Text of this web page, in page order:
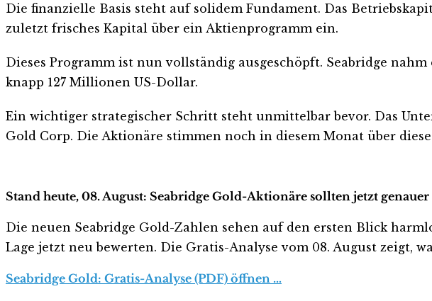
Die finanzielle Basis steht auf solidem Fundament. Das
zuletzt frisches Kapital über ein Aktienprogramm ein.
Dieses Programm ist nun vollständig ausgeschöpft. Seabridge
knapp 127 Millionen US-Dollar.
Ein wichtiger strategischer Schritt steht unmittelbar bevor. Das
Gold Corp. Die Aktionäre stimmen noch in diesem Monat über
Stand heute, 08. August: Seabridge Gold-Aktionäre sollten jetzt
Die neuen Seabridge Gold-Zahlen sehen auf den ersten Blick
Lage jetzt neu bewerten. Die Gratis-Analyse vom 08. August zeigt,
Seabridge Gold: Gratis-Analyse (PDF) öffnen …